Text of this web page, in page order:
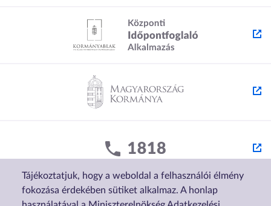
Tájékoztatjuk, hogy a weboldal a felhasználói élmény
fokozása érdekében sütiket alkalmaz. A honlap